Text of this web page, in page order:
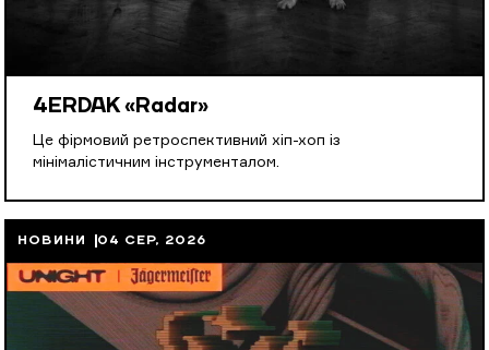
4ERDAK «Radar»
Це фірмовий ретроспективний хіп-хоп із
мінімалістичним інструменталом.
НОВИНИ 04 СЕР, 2026